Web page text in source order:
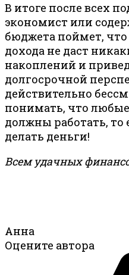
В итоге после всех
экономист или
бюджета поймет, что
дохода не даст
накоплений и
долгосрочной
действительно
понимать, что
должны работать,
делать деньги!
Всем удачных
Анна
Оцените автора